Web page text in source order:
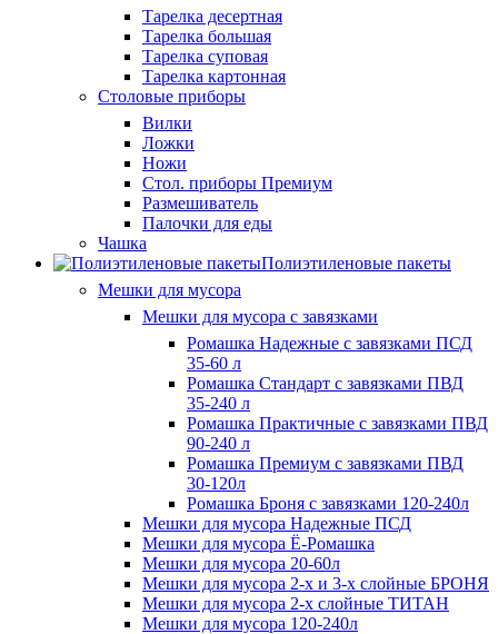
Тарелка десертная
Тарелка большая
Тарелка суповая
Тарелка картонная
Столовые приборы
Вилки
Ложки
Ножи
Стол. приборы Премиум
Размешиватель
Палочки для еды
Чашка
Полиэтиленовые пакеты
Мешки для мусора
Мешки для мусора с завязками
Ромашка Надежные с завязками ПСД
35-60 л
Ромашка Стандарт с завязками ПВД
35-240 л
Ромашка Практичные с завязками ПВД
90-240 л
Ромашка Премиум с завязками ПВД
30-120л
Ромашка Броня с завязками 120-240л
Мешки для мусора Надежные ПСД
Мешки для мусора Ё-Ромашка
Мешки для мусора 20-60л
Мешки для мусора 2-х и 3-х слойные БРОНЯ
Мешки для мусора 2-х слойные ТИТАН
Мешки для мусора 120-240л